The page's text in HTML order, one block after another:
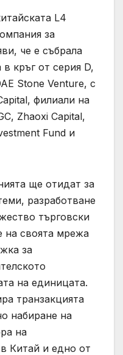
L4
за
че е събрала
кръг от серия D,
Stone Venture, с
филиали на
Zhaoxi Capital,
Fund и
ще отидат за
разработване
търговски
на своята мрежа
за
на единицата.
транзакцията
набиране на
на
Китай и едно от